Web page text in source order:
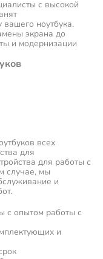
с высокой
вашего ноутбука.
экрана до
и модернизации
всех
для
для работы с
случае, мы
и
с опытом работы с
и